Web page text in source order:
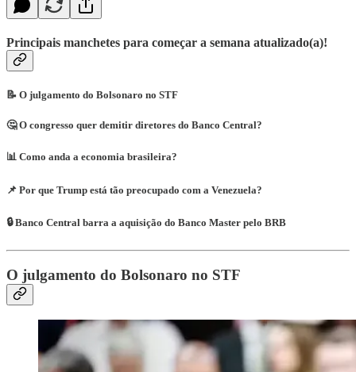
Principais manchetes para começar a semana atualizado(a)!
📝 O julgamento do Bolsonaro no STF
🤔 O congresso quer demitir diretores do Banco Central?
📊 Como anda a economia brasileira?
📌 Por que Trump está tão preocupado com a Venezuela?
🔒 Banco Central barra a aquisição do Banco Master pelo BRB
O julgamento do Bolsonaro no STF